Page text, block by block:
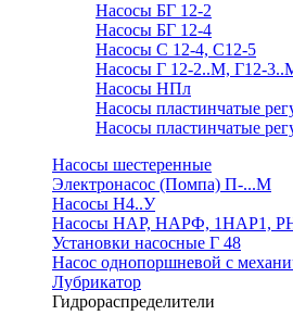
Насосы БГ 12-2
Насосы БГ 12-4
Насосы С 12-4, С12-5
Насосы Г 12-2..М, Г12-
Насосы НПл
Насосы пластинчатые
Насосы пластинчатые
Насосы шестеренные
Электронасос (Помпа) П-...М
Насосы Н4..У
Насосы НАР, НАРФ, 1НАР1,
Установки насосные Г 48
Насос однопоршневой с
Лубрикатор
Гидрораспределители